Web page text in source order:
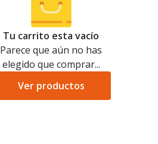
Tu carrito esta vacío
Parece que aún no has
elegido que comprar...
Ver productos